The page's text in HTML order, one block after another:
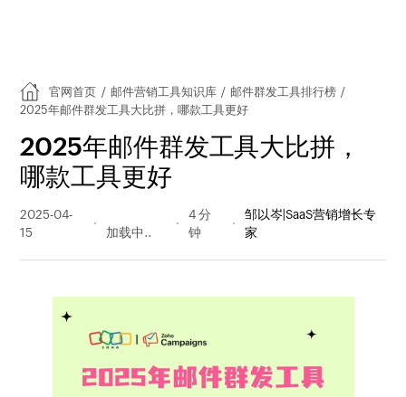
官网首页 / 邮件营销工具知识库 / 邮件群发工具排行榜 /
2025年邮件群发工具大比拼，哪款工具更好
2025年邮件群发工具大比拼，
哪款工具更好
2025-04-
15
量
4 分
钟
邹以岑|SaaS营销增长专
家